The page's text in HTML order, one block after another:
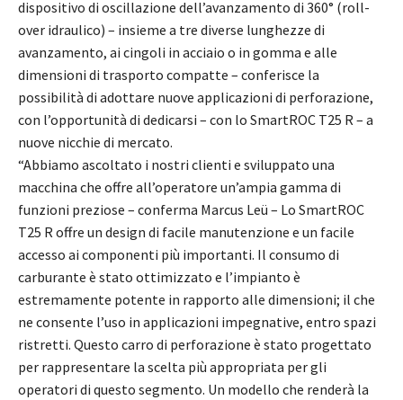
dispositivo di oscillazione dell’avanzamento di 360° (roll-
over idraulico) – insieme a tre diverse lunghezze di
avanzamento, ai cingoli in acciaio o in gomma e alle
dimensioni di trasporto compatte – conferisce la
possibilità di adottare nuove applicazioni di perforazione,
con l’opportunità di dedicarsi – con lo SmartROC T25 R – a
nuove nicchie di mercato.
“Abbiamo ascoltato i nostri clienti e sviluppato una
macchina che offre all’operatore un’ampia gamma di
funzioni preziose – conferma Marcus Leü – Lo SmartROC
T25 R offre un design di facile manutenzione e un facile
accesso ai componenti più importanti. Il consumo di
carburante è stato ottimizzato e l’impianto è
estremamente potente in rapporto alle dimensioni; il che
ne consente l’uso in applicazioni impegnative, entro spazi
ristretti. Questo carro di perforazione è stato progettato
per rappresentare la scelta più appropriata per gli
operatori di questo segmento. Un modello che renderà la